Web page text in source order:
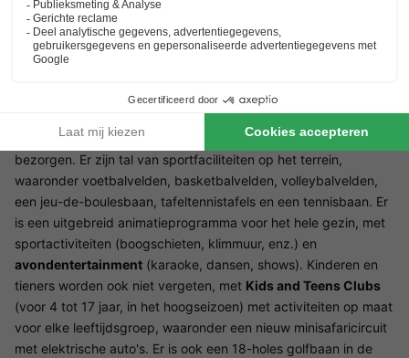
eengroot verwarmd waterpark van 1200 m²
overdekt en verwarmd zwembad, een buitenzwembad, een
peuterbad, een waterspeeltuin en spannende glijbanen,
Op het gebied van vrijetijdsbesteding doet Camping La Vallée
er alles aan om jong en oud een onvergetelijke vakantie te
bezorgen. Er zijn tal van sportfaciliteiten op het terrein,
waaronder voetbalvelden, basketbalvelden, volleybalvelden,
een jeu-de-boulesbaan, tafeltennistafels en een tennisbaan. Er
is een uitgebreid animatieprogramma voor het hele gezin, met
sportactiviteiten (boogschieten, klimmuur, enz.) en
avondentertainment (karaoke, dansen, shows). Kinderen en
tieners worden ook niet vergeten, met Kids and Teens Clubs
(voor 4 tot 17 jaar, in het hoogseizoen) met activiteiten op maat
voor elke leeftijdsgroep, waaronder een nieuw minisafaricircuit
met elektrische auto's. Er is ook een 18-holes golfbaan in de